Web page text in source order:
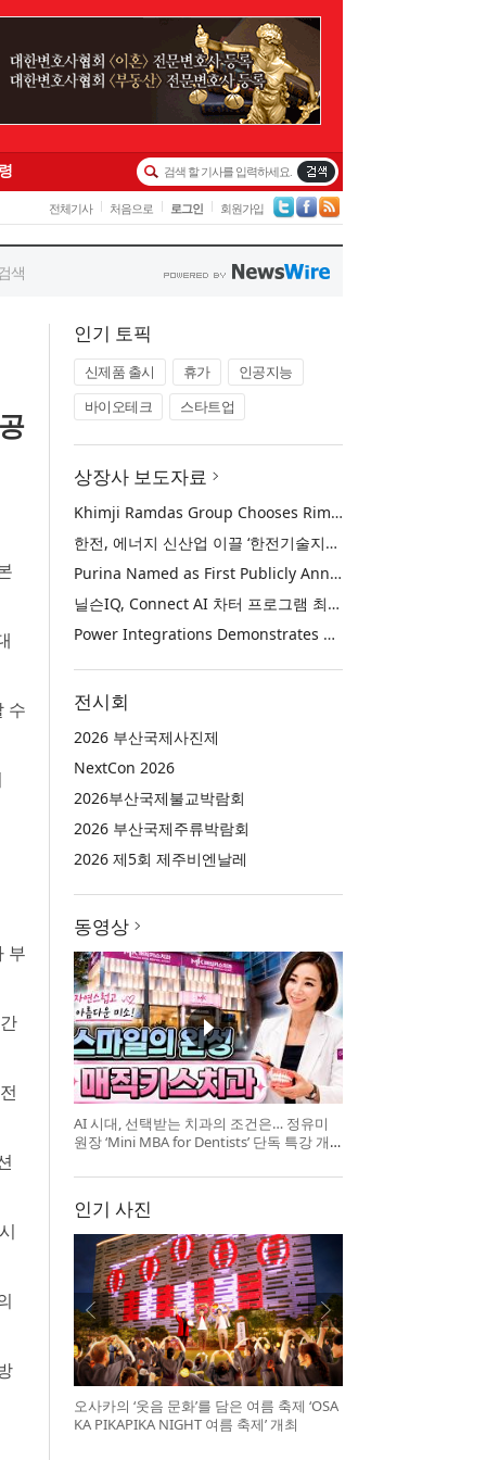
수
부
인기 토픽
신제품 출시 휴가
인공지능
바이오테크
스타트업
상장사 보도자료
Khimji Ramdas Group Chooses Rimini Street to Reduce SAP Support Costs, Protect 700+ Customizations and Reinvest Savings in Innovation
한전, 에너지 신산업 이끌 ‘한전기술지주’ 공식 출범
Purina Named as First Publicly Announced NIQ ConnectAI Charter Client
닐슨IQ, Connect AI 차터 프로그램 최초 고객사 ‘퓨리나’ 선정
Power Integrations Demonstrates World’s First 2200 V GaN Technology for Next-Era High-Voltage Power Systems
전시회
2026 부산국제사진제
NextCon 2026
2026부산국제불교박람회
2026 부산국제주류박람회
2026 제5회 제주비엔날레
동영상
AI 시대, 선택받는 치과의 조건은… 정유미
원장 ‘Mini MBA for Dentists’ 단독 특강 개
인기 사진
오사카의 ‘웃음 문화’를 담은 여름 축제 ‘OSA
KA PIKAPIKA NIGHT 여름 축제’ 개최